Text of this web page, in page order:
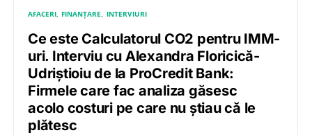
AFACERI FINANȚARE INTERVIURI
Ce este Calculatorul CO2 pentru IMM-
uri. Interviu cu Alexandra Floricică-
Udriştioiu de la ProCredit Bank:
Firmele care fac analiza găsesc
acolo costuri pe care nu știau că le
plătesc